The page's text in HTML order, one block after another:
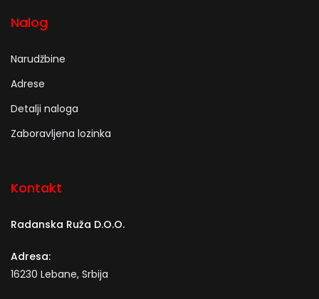
Nalog
Narudžbine
Adrese
Detalji naloga
Zaboravljena lozinka
Kontakt
Radanska Ruža D.O.O.
Adresa:
16230 Lebane, Srbija